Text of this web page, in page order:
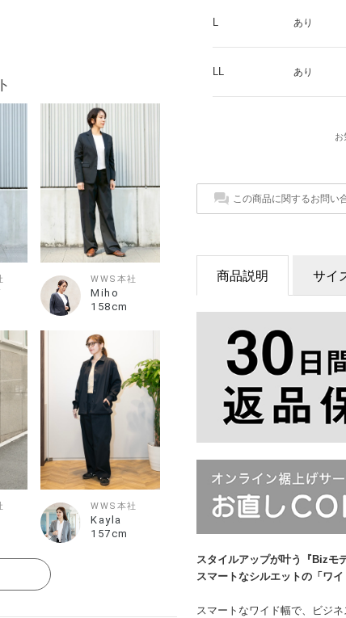
WWS本社
Miho
158cm
WWS本社
Kayla
157cm
L あり
LL あり
お
この商品に関するお問い
商品説明 サイ
スタイルアップが叶う『Bizモ
スマートなシルエットの「ワイ
スマートなワイド幅で、ビジ